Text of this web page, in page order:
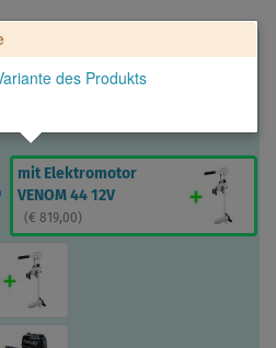
des Produkts
mit Elektromotor
VENOM 44 12V
( € 819,00)